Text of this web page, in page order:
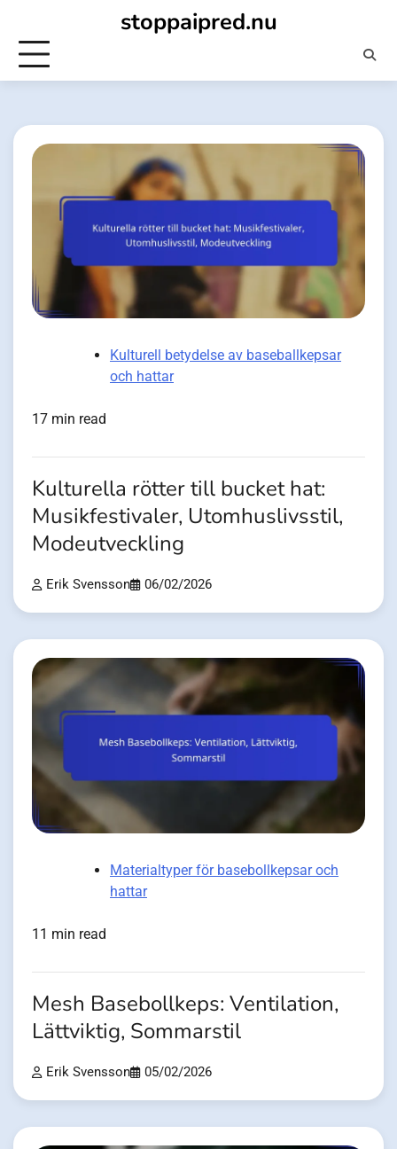
content
stoppaipred.nu
Kulturell betydelse av baseballkepsar
och hattar
17 min read
Kulturella rötter till bucket hat:
Musikfestivaler, Utomhuslivsstil,
Modeutveckling
Erik Svensson 06/02/2026
Materialtyper för basebollkepsar och
hattar
11 min read
Mesh Basebollkeps: Ventilation,
Lättviktig, Sommarstil
Erik Svensson 05/02/2026